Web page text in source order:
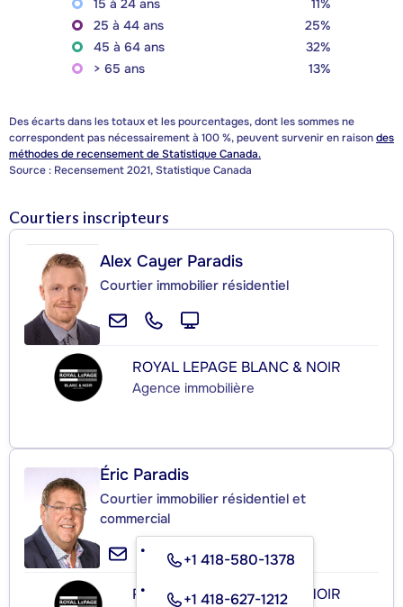
15 à 24 ans
11%
25 à 44 ans
25%
45 à 64 ans
32%
> 65 ans
13%
Des écarts dans les totaux et les pourcentages, dont les sommes ne
correspondent pas nécessairement à 100 %, peuvent survenir en raisondes
méthodes de recensement de Statistique Canada.
Source : Recensement 2021, Statistique Canada
Courtiers inscripteurs
Alex Cayer Paradis
Courtier immobilier résidentiel
ROYAL LEPAGE BLANC & NOIR
Agence immobilière
Éric Paradis
Courtier immobilier résidentiel et
commercial
+1 418-580-1378
+1 418-627-1212
ROYAL LEPAGE BLANC & NOIR